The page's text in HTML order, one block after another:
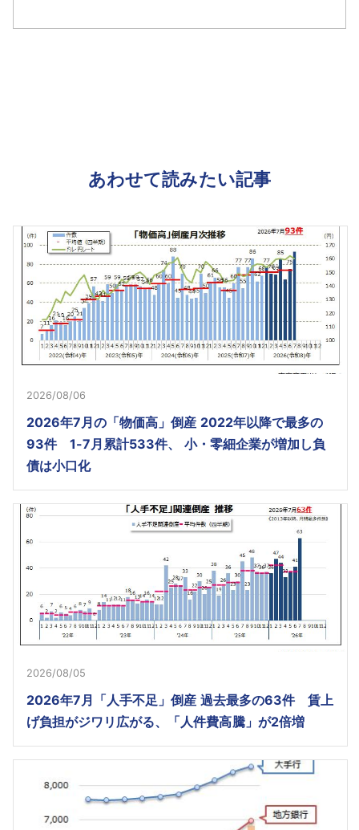
あわせて読みたい記事
2026/08/06
2026年7月の「物価高」倒産 2022年以降で最多の
93件 1-7月累計533件、 小・零細企業が増加し負
債は小口化
2026/08/05
2026年7月「人手不足」倒産 過去最多の63件 賃上
げ負担がジワリ広がる、「人件費高騰」が2倍増